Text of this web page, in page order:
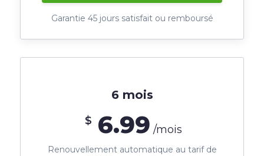
Garantie 45 jours satisfait ou remboursé
6 mois
$ 6.99 /mois
Renouvellement automatique au tarif de